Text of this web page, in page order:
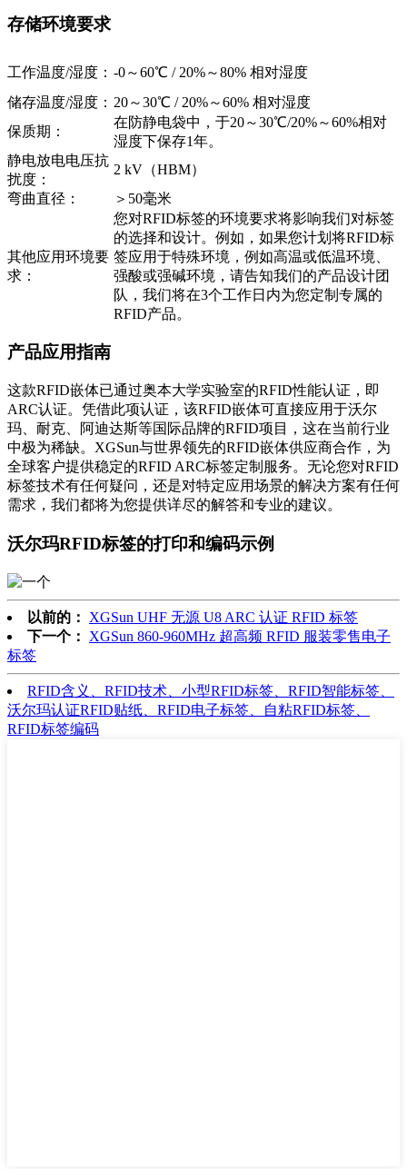
存储环境要求
工作温度/湿度： -0～60℃ / 20%～80% 相对湿度
储存温度/湿度： 20～30℃ / 20%～60% 相对湿度
保质期：
在防静电袋中，于20～30℃/20%～60%相对
湿度下保存1年。
静电放电电压抗
扰度：
2 kV（HBM）
弯曲直径：
＞50毫米
其他应用环境要
求：
您对RFID标签的环境要求将影响我们对标签
的选择和设计。例如，如果您计划将RFID标
签应用于特殊环境，例如高温或低温环境、
强酸或强碱环境，请告知我们的产品设计团
队，我们将在3个工作日内为您定制专属的
RFID产品。
产品应用指南
这款RFID嵌体已通过奥本大学实验室的RFID性能认证，即
ARC认证。凭借此项认证，该RFID嵌体可直接应用于沃尔
玛、耐克、阿迪达斯等国际品牌的RFID项目，这在当前行业
中极为稀缺。XGSun与世界领先的RFID嵌体供应商合作，为
全球客户提供稳定的RFID ARC标签定制服务。无论您对RFID
标签技术有任何疑问，还是对特定应用场景的解决方案有任何
需求，我们都将为您提供详尽的解答和专业的建议。
沃尔玛RFID标签的打印和编码示例
以前的：
XGSun UHF 无源 U8 ARC 认证 RFID 标签
下一个：
XGSun 860-960MHz 超高频 RFID 服装零售电子
标签
RFID含义、RFID技术、小型RFID标签、RFID智能标签、
沃尔玛认证RFID贴纸、RFID电子标签、自粘RFID标签、
RFID标签编码